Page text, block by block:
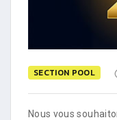
SECTION POOL
Nous vous